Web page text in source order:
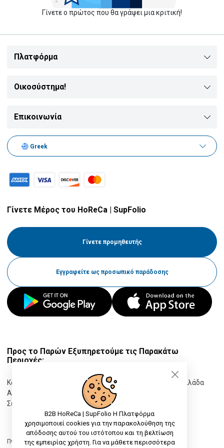
Γίνετε ο πρώτος που θα γράψει μια κριτική!
Πλατφόρμα
Οικοσύστημα!
Επικοινωνία
Greek
Γίνετε Μέρος του HoReCa | SupFolio
Γίνετε προμηθευτής
Εγγραφείτε ως προσωπικό παράδοσης
Προς το Παρών Εξυπηρετούμε τις Παρακάτω
Περιοχές:
Κατερίνη, Πιερία, ΕλλάδαΘεσσαλονίκη, Θεσσαλονίκη, Ελλάδα
Αχαρνές, Αττική, Ελλάδα Λάρισα, Λάρισα, Ελλάδα
Σέρρες, Σέρρες, Ελλάδα
Προβολή Όλων
Πνευματικά δικαιώματα © 2026 B2B Platform | SupFolio
Τεκίλα
Mixologist
Σαμπάνιες
Brandy
Καράφες
Εξοπλισμός δωματίου
Κουβέρ
B2B HoReCa | SupFolio Η Πλατφόρμα
χρησιμοποιεί cookies για την παρακολούθηση της
απόδοσης αυτού του ιστότοπου και τη βελτίωση
της εμπειρίας χρήστη. Για να μάθετε περισσότερα